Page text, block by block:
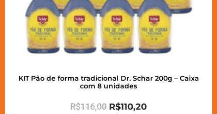
KIT Pão de forma tradicional Dr. Schar 200g – Caixa
com 8 unidades
R$116,00 R$110,20